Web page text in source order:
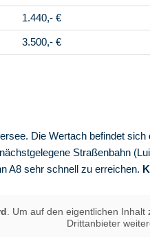
1.440,- €
3.500,- €
Die Wertach befindet
Straßenbahn
A8 sehr schnell zu erreichen.
. Um auf den eigentlichen
Drittanbieter